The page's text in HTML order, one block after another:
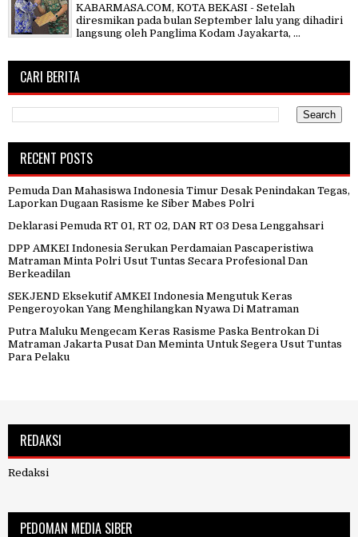
KABARMASA.COM, KOTA BEKASI - Setelah
diresmikan pada bulan September lalu yang dihadiri
langsung oleh Panglima Kodam Jayakarta, ...
CARI BERITA
RECENT POSTS
Pemuda Dan Mahasiswa Indonesia Timur Desak Penindakan Tegas,
Laporkan Dugaan Rasisme ke Siber Mabes Polri
Deklarasi Pemuda RT 01, RT 02, DAN RT 03 Desa Lenggahsari
DPP AMKEI Indonesia Serukan Perdamaian Pascaperistiwa
Matraman Minta Polri Usut Tuntas Secara Profesional Dan
Berkeadilan
SEKJEND Eksekutif AMKEI Indonesia Mengutuk Keras
Pengeroyokan Yang Menghilangkan Nyawa Di Matraman
Putra Maluku Mengecam Keras Rasisme Paska Bentrokan Di
Matraman Jakarta Pusat Dan Meminta Untuk Segera Usut Tuntas
Para Pelaku
REDAKSI
Redaksi
PEDOMAN MEDIA SIBER